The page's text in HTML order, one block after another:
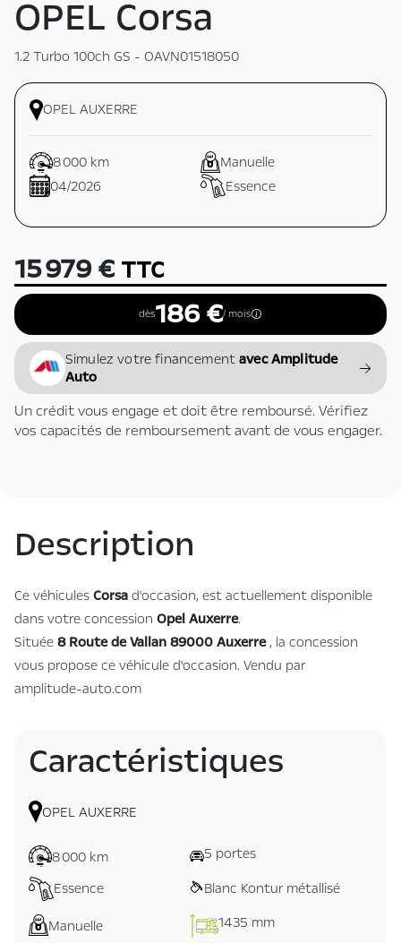
OPEL Corsa
1.2 Turbo 100ch GS - OAVN01518050
OPEL AUXERRE
8 000 km
Manuelle
04/2026
Essence
15 979 € TTC
dès186 €/ mois
Simulez votre financementavec Amplitude
Auto
Un crédit vous engage et doit être remboursé. Vérifiez
vos capacités de remboursement avant de vous engager.
Description
Ce véhicules Corsa d'occasion, est actuellement disponible
dans votre concession Opel Auxerre.
Située 8 Route de Vallan 89000 Auxerre, la concession
vous propose ce véhicule d'occasion. Vendu par
amplitude-auto.com
Caractéristiques
OPEL AUXERRE
8 000 km
5 portes
Essence
Blanc Kontur métallisé
Manuelle
1435 mm